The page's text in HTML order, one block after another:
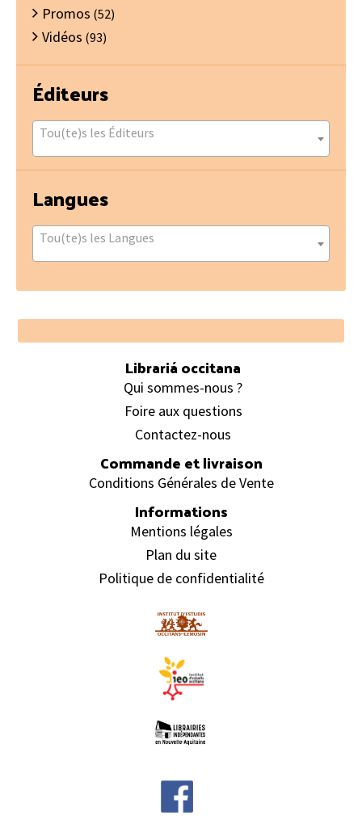
Promos (52)
Vidéos (93)
Éditeurs
Tou(te)s les Éditeurs
Langues
Tou(te)s les Langues
Footer
Librariá occitana
Qui sommes-nous ?
Foire aux questions
Contactez-nous
Commande et livraison
Conditions Générales de Vente
Informations
Mentions légales
Plan du site
Politique de confidentialité